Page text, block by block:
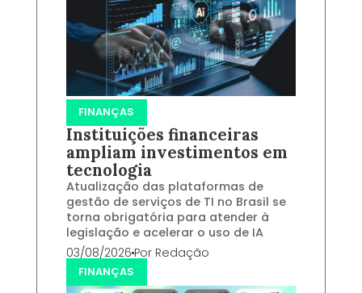
FINANÇAS
Instituições financeiras
ampliam investimentos em
tecnologia
Atualização das plataformas de
gestão de serviços de TI no Brasil se
torna obrigatória para atender à
legislação e acelerar o uso de IA
03/08/2026Por Redação
FINANÇAS